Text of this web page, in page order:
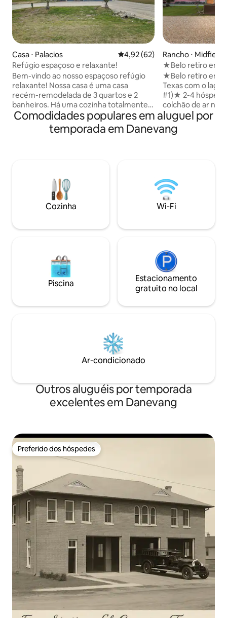
Casa ⋅ Palacios 4,92 de uma avaliação média
4,92 (62)
Refúgio espaçoso e relaxante!
Bem-vindo ao nosso espaçoso refúgio
relaxante! Nossa casa é uma casa
recém-remodelada de 3 quartos e 2
banheiros. Há uma cozinha totalmente
abastecida, máquina de lavar louça e
máquina de lavar e secar roupa de
tamanho completo. Desfrute da pesca
no final da rua. Tenha em mente que
esta não é uma "casa de festas" para
grupos grandes. É capaz de acomodar
de 10 a 12 pessoas, mas não está
festas.
Rancho ⋅ Midfield
★Belo retiro em
Texas com
★Belo retiro em
Texas com o
#1)★ 2-4 hóspedes 1 quarto 1 Cama 1
colchão de ar no
banheiro Resumo: A ★aventura espera
por você neste
madeira★ rústica
lago de frente
cabana tem uma
banheiro
maravilhoso no
Comodidades populares em aluguel por
temporada em Danevang
Cozinha Wi-Fi
Piscina
Estacionamento
gratuito no local
Ar-condicionado
Outros aluguéis por temporada
excelentes em Danevang
Preferido dos hóspedes
Preferido dos hóspedes